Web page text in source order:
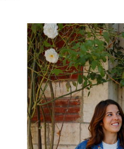
image slideshow Items